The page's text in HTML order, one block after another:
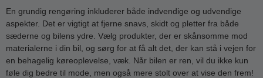
En grundig rengøring inkluderer både indvendige og udvendige
aspekter. Det er vigtigt at fjerne snavs, skidt og pletter fra både
sæderne og bilens ydre. Vælg produkter, der er skånsomme mod
materialerne i din bil, og sørg for at få alt det, der kan stå i vejen for
en behagelig køreoplevelse, væk. Når bilen er ren, vil du ikke kun
føle dig bedre til mode, men også mere stolt over at vise den frem!